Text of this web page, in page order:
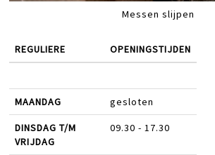
Messen slijpen
REGULIERE OPENINGSTIJDEN
MAANDAG gesloten
DINSDAG T/M
VRIJDAG
09.30 - 17.30